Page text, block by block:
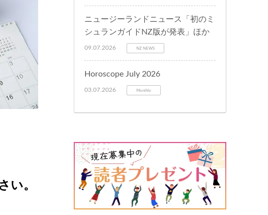
い。
ニュージーランドニュース「初のミ
シュランガイドNZ版が発表」ほか
09.07.2026 NZ NEWS
Horoscope July 2026
03.07.2026 Monthly